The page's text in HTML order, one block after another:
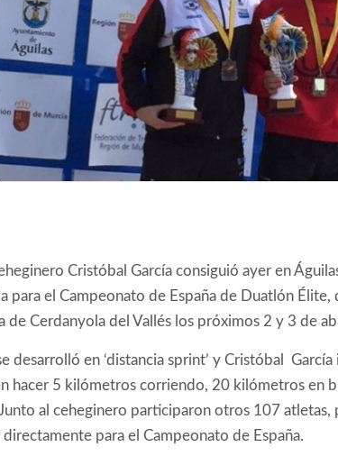
Cristóbal García consiguió ayer en
para el Campeonato de España de Duatlón Élite,
de Cerdanyola del Vallés los próximos 2 y 3 de
desarrolló en ‘distancia sprint’ y Cristóbal
hacer 5 kilómetros corriendo, 20 kilómetros en
al ceheginero participaron otros 107 atletas,
para el Campeonato de España.